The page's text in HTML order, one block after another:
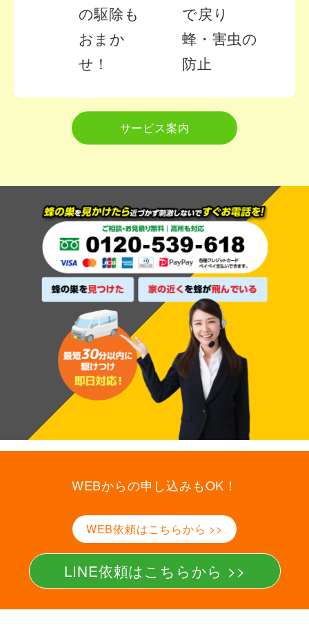
の駆除も
おまか
せ！
で戻り
蜂・害虫の
防止
サービス案内
か
ら
WEBからの申し込みもOK！
WEB依頼はこちらから >>
LINE依頼はこちらから >>